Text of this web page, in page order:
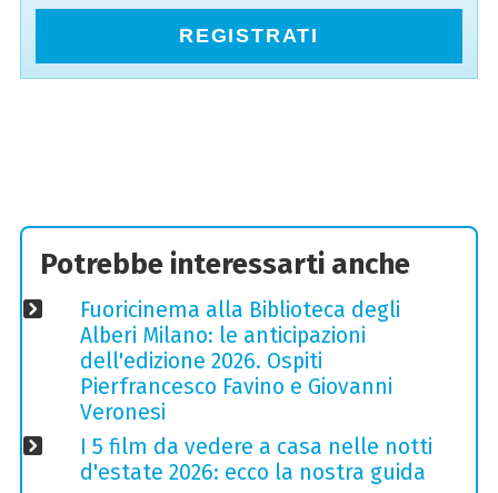
REGISTRATI
Potrebbe interessarti anche
Fuoricinema alla Biblioteca degli
Alberi Milano: le anticipazioni
dell'edizione 2026. Ospiti
Pierfrancesco Favino e Giovanni
Veronesi
I 5 film da vedere a casa nelle notti
d'estate 2026: ecco la nostra guida